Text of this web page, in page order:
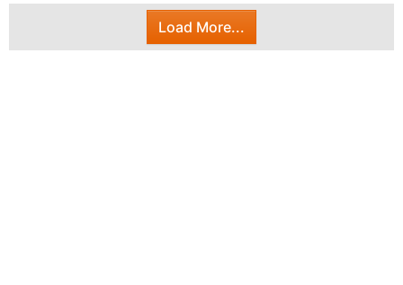
Load More...